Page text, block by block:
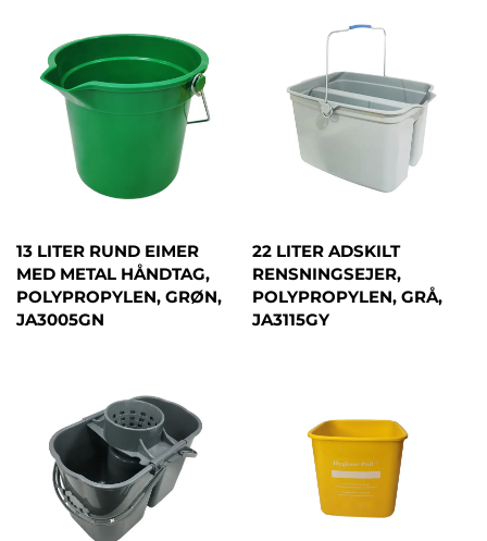
13 LITER RUND EIMER
MED METAL HÅNDTAG,
POLYPROPYLEN, GRØN,
JA3005GN
22 LITER ADSKILT
RENSNINGSEJER,
POLYPROPYLEN, GRÅ,
JA3115GY